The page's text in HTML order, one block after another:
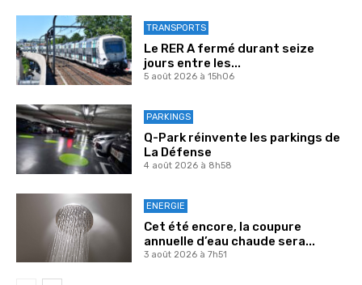
TRANSPORTS
Le RER A fermé durant seize
jours entre les...
5 août 2026 à 15h06
PARKINGS
Q-Park réinvente les parkings de
La Défense
4 août 2026 à 8h58
ENERGIE
Cet été encore, la coupure
annuelle d’eau chaude sera...
3 août 2026 à 7h51